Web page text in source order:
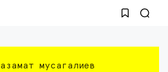
азамат мусагалиев